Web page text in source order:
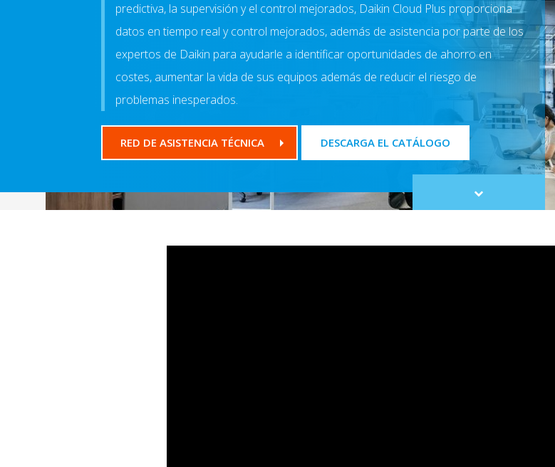
predictiva, la supervisión y el control mejorados, Daikin Cloud Plus proporciona
datos en tiempo real y control mejorados, además de asistencia por parte de los
expertos de Daikin para ayudarle a identificar oportunidades de ahorro en
costes, aumentar la vida de sus equipos además de reducir el riesgo de
problemas inesperados.
RED DE ASISTENCIA TÉCNICA DESCARGA EL CATÁLOGO
Scroll
to